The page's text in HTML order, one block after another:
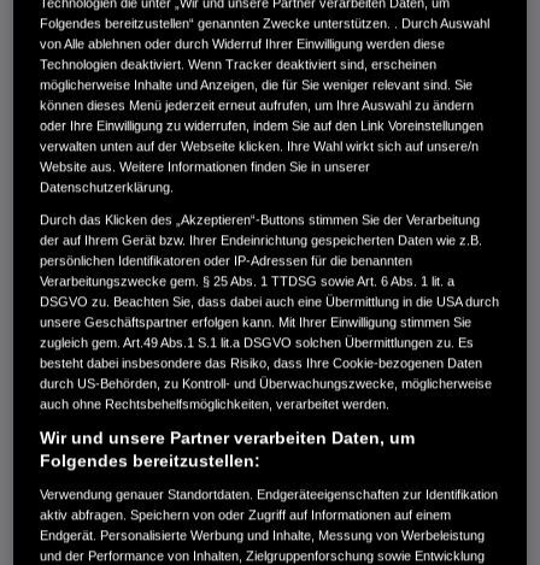
MWST. NICHT AUSWEISBAR
3.900 €
Außenfarbe
crystal black pearl
Kilometerstand
166.000 km
Kraftstoffart
Super
Getriebe
Automatik
Türen
5
Leistung
61 kW / 83 PS
Hubraum
1.339 cm³
Erstzulassung
10.2007
Bauart
Limousine
AUTO HARKE GMBH
Randersweide 59-63
21035 Hamburg
+49 40 735 935 0
Technologien die unter „Wir und unsere Partner verarbeiten Daten, um
Folgendes bereitzustellen“ genannten Zwecke unterstützen. . Durch Auswahl
von Alle ablehnen oder durch Widerruf Ihrer Einwilligung werden diese
Technologien deaktiviert. Wenn Tracker deaktiviert sind, erscheinen
möglicherweise Inhalte und Anzeigen, die für Sie weniger relevant sind. Sie
können dieses Menü jederzeit erneut aufrufen, um Ihre Auswahl zu ändern
oder Ihre Einwilligung zu widerrufen, indem Sie auf den Link Voreinstellungen
verwalten unten auf der Webseite klicken. Ihre Wahl wirkt sich auf unsere/n
Website aus. Weitere Informationen finden Sie in unserer
Datenschutzerklärung.
Durch das Klicken des „Akzeptieren“-Buttons stimmen Sie der Verarbeitung
der auf Ihrem Gerät bzw. Ihrer Endeinrichtung gespeicherten Daten wie z.B.
persönlichen Identifikatoren oder IP-Adressen für die benannten
Verarbeitungszwecke gem. § 25 Abs. 1 TTDSG sowie Art. 6 Abs. 1 lit. a
DSGVO zu. Beachten Sie, dass dabei auch eine Übermittlung in die USA durch
unsere Geschäftspartner erfolgen kann. Mit Ihrer Einwilligung stimmen Sie
zugleich gem. Art.49 Abs.1 S.1 lit.a DSGVO solchen Übermittlungen zu. Es
besteht dabei insbesondere das Risiko, dass Ihre Cookie-bezogenen Daten
durch US-Behörden, zu Kontroll- und Überwachungszwecke, möglicherweise
auch ohne Rechtsbehelfsmöglichkeiten, verarbeitet werden.
Wir und unsere Partner verarbeiten Daten, um
Folgendes bereitzustellen:
Verwendung genauer Standortdaten. Endgeräteeigenschaften zur Identifikation
aktiv abfragen. Speichern von oder Zugriff auf Informationen auf einem
Endgerät. Personalisierte Werbung und Inhalte, Messung von Werbeleistung
und der Performance von Inhalten, Zielgruppenforschung sowie Entwicklung